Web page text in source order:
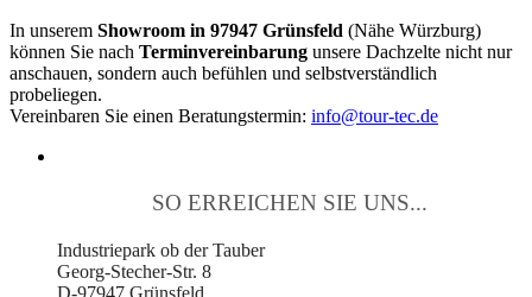
In unserem Showroom in 97947 Grünsfeld (Nähe Würzburg)
können Sie nach Terminvereinbarung unsere Dachzelte nicht nur
anschauen, sondern auch befühlen und selbstverständlich
probeliegen.
Vereinbaren Sie einen Beratungstermin: info@tour-tec.de
SO ERREICHEN SIE UNS...
Industriepark ob der Tauber
Georg-Stecher-Str. 8
D-97947 Grünsfeld